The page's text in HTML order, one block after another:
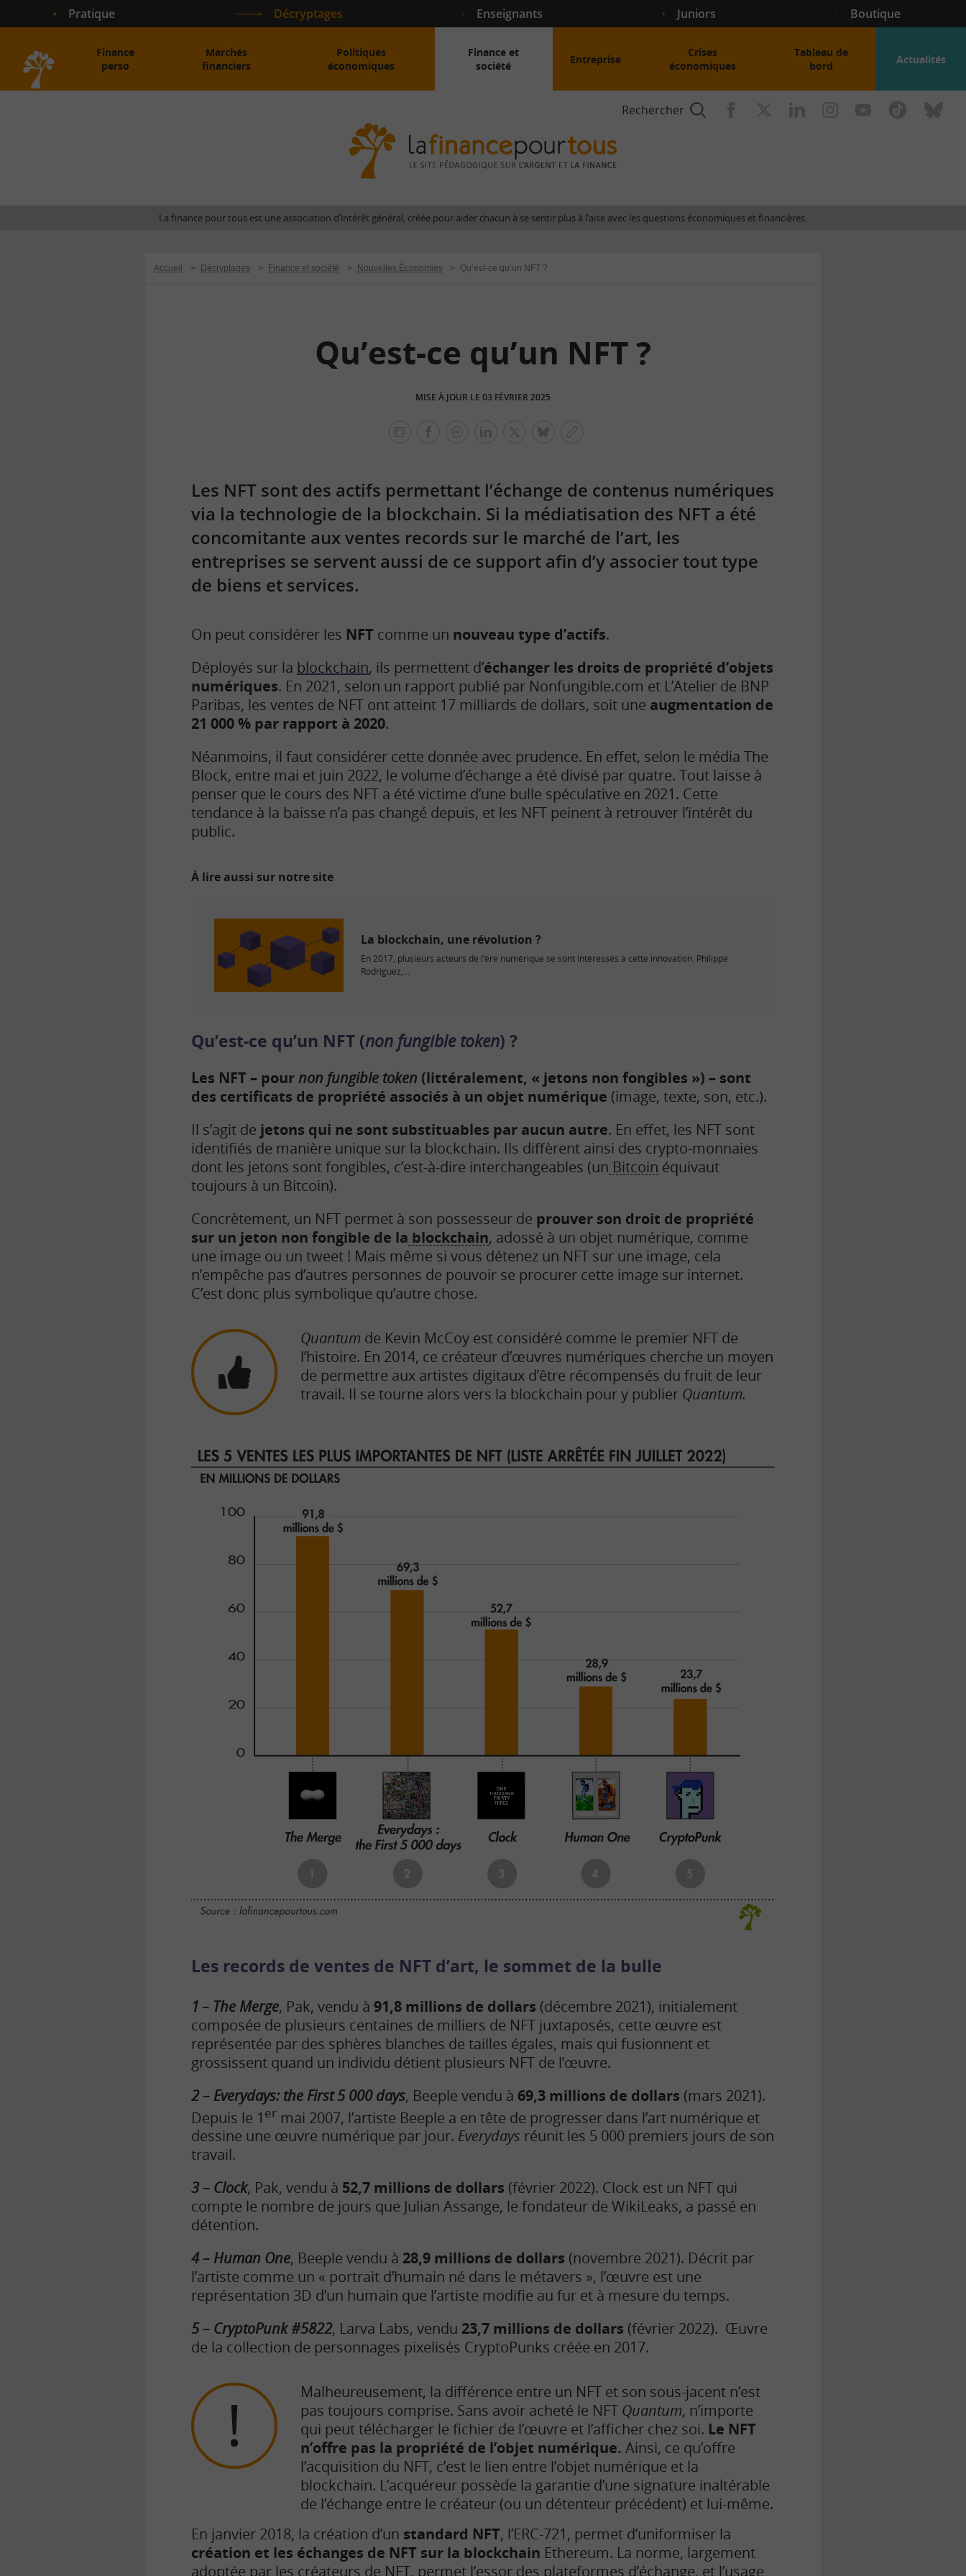
Pratique Décryptages Enseignants Juniors Boutique
Finance
perso
Marchés
financiers
Politiques
économiques
Finance et
société
Entreprise
Crises
économiques
Tableau de
bord
Actualités
Rechercher
finance
site
La finance pour tous est une association d’intérêt général, créée pour aider chacun à se sentir plus à l’aise avec les questions économiques et financières.
Accueil > Décryptages > Finance et société > Nouvelles Économies > Qu’est-ce qu’un NFT ?
Qu’est-ce qu’un NFT ?
MISE À JOUR LE 03 FÉVRIER 2025
Les NFT sont des actifs permettant l’échange de contenus numériques
via la technologie de la blockchain. Si la médiatisation des NFT a été
concomitante aux ventes records sur le marché de l’art, les
entreprises se servent aussi de ce support afin d’y associer tout type
de biens et services.
On peut considérer les NFT comme un nouveau type d’actifs.
Déployés sur la blockchain, ils permettent d’échanger les droits de propriété d’objets
numériques. En 2021, selon un rapport publié par Nonfungible.com et L’Atelier de BNP
Paribas, les ventes de NFT ont atteint 17 milliards de dollars, soit une augmentation de
21 000 % par rapport à 2020.
Néanmoins, il faut considérer cette donnée avec prudence. En effet, selon le média The
Block, entre mai et juin 2022, le volume d’échange a été divisé par quatre. Tout laisse à
penser que le cours des NFT a été victime d’une bulle spéculative en 2021. Cette
tendance à la baisse n’a pas changé depuis, et les NFT peinent à retrouver l’intérêt du
public.
À lire aussi sur notre site
La blockchain, une révolution ?
En 2017, plusieurs acteurs de l’ère numérique se sont intéressés à cette innovation. Philippe
Rodriguez,...
Qu’est-ce qu’un NFT (non fungible token) ?
Les NFT – pournon fungible token (littéralement, « jetons non fongibles ») – sont
des certificats de propriété associés à un objet numérique (image, texte, son, etc.).
Il s’agit de jetons qui ne sont substituables par aucun autre. En effet, les NFT sont
identifiés de manière unique sur la blockchain. Ils diffèrent ainsi des crypto-monnaies
dont les jetons sont fongibles, c’est-à-dire interchangeables (un Bitcoin équivaut
toujours à un Bitcoin).
Concrètement, un NFT permet à son possesseur de prouver son droit de propriété
sur un jeton non fongible de la blockchain, adossé à un objet numérique, comme
une image ou un tweet ! Mais même si vous détenez un NFT sur une image, cela
n’empêche pas d’autres personnes de pouvoir se procurer cette image sur internet.
C’est donc plus symbolique qu’autre chose.
Quantum de Kevin McCoy est considéré comme le premier NFT de
l’histoire. En 2014, ce créateur d’œuvres numériques cherche un moyen
de permettre aux artistes digitaux d’être récompensés du fruit de leur
travail. Il se tourne alors vers la blockchain pour y publier Quantum.
Les records de ventes de NFT d’art, le sommet de la bulle
1– The Merge, Pak, vendu à 91,8 millions de dollars (décembre 2021), initialement
composée de plusieurs centaines de milliers de NFT juxtaposés, cette œuvre est
représentée par des sphères blanches de tailles égales, mais qui fusionnent et
grossissent quand un individu détient plusieurs NFT de l’œuvre.
2 – Everydays: the First 5 000 days, Beeple vendu à 69,3 millions de dollars (mars 2021).
Depuis le 1 er mai 2007, l’artiste Beeple a en tête de progresser dans l’art numérique et
dessine une œuvre numérique par jour. Everydays réunit les 5 000 premiers jours de son
travail.
3 – Clock, Pak, vendu à 52,7 millions de dollars (février 2022). Clock est un NFT qui
compte le nombre de jours que Julian Assange, le fondateur de WikiLeaks, a passé en
détention.
4 – Human One, Beeple vendu à 28,9 millions de dollars (novembre 2021). Décrit par
l’artiste comme un « portrait d’humain né dans le métavers », l’œuvre est une
représentation 3D d’un humain que l’artiste modifie au fur et à mesure du temps.
5 – CryptoPunk #5822, Larva Labs, vendu 23,7 millions de dollars (février 2022). Œuvre
de la collection de personnages pixelisés CryptoPunks créée en 2017.
Malheureusement, la différence entre un NFT et son sous-jacent n’est
pas toujours comprise. Sans avoir acheté le NFT Quantum, n’importe
qui peut télécharger le fichier de l’œuvre et l’afficher chez soi. Le NFT
n’offre pas la propriété de l’objet numérique. Ainsi, ce qu’offre
l’acquisition du NFT, c’est le lien entre l’objet numérique et la
blockchain. L’acquéreur possède la garantie d’une signature inaltérable
de l’échange entre le créateur (ou un détenteur précédent) et lui-même.
En janvier 2018, la création d’un standard NFT, l’ERC-721, permet d’uniformiser la
création et les échanges de NFT sur la blockchain Ethereum. La norme, largement
adoptée par les créateurs de NFT, permet l’essor des plateformes d’échange, et l’usage